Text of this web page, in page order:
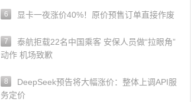
6 显卡一夜涨价40%！原价预售订单直接作废
7
泰航拒载22名中国乘客 安保人员做“拉眼角”
动作 机场致歉
8
DeepSeek预告将大幅涨价：整体上调API服
务定价